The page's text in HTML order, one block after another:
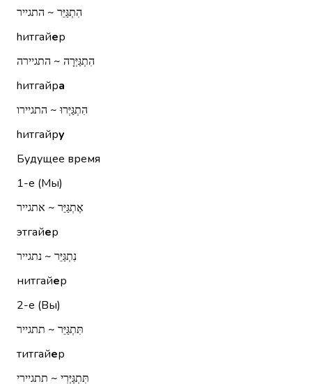
הִתְגַּיֵּר ~ התגייר
hитгайер
הִתְגַּיְּרָה ~ התגיירה
hитгайра
הִתְגַּיְּרוּ ~ התגיירו
hитгайру
Будущее время
1-е (Мы)
אֶתְגַּיֵּר ~ אתגייר
этгайер
נִתְגַּיֵּר ~ נתגייר
нитгайер
2-е (Вы)
תִּתְגַּיֵּר ~ תתגייר
титгайер
תִּתְגַּיְּרִי ~ תתגיירי